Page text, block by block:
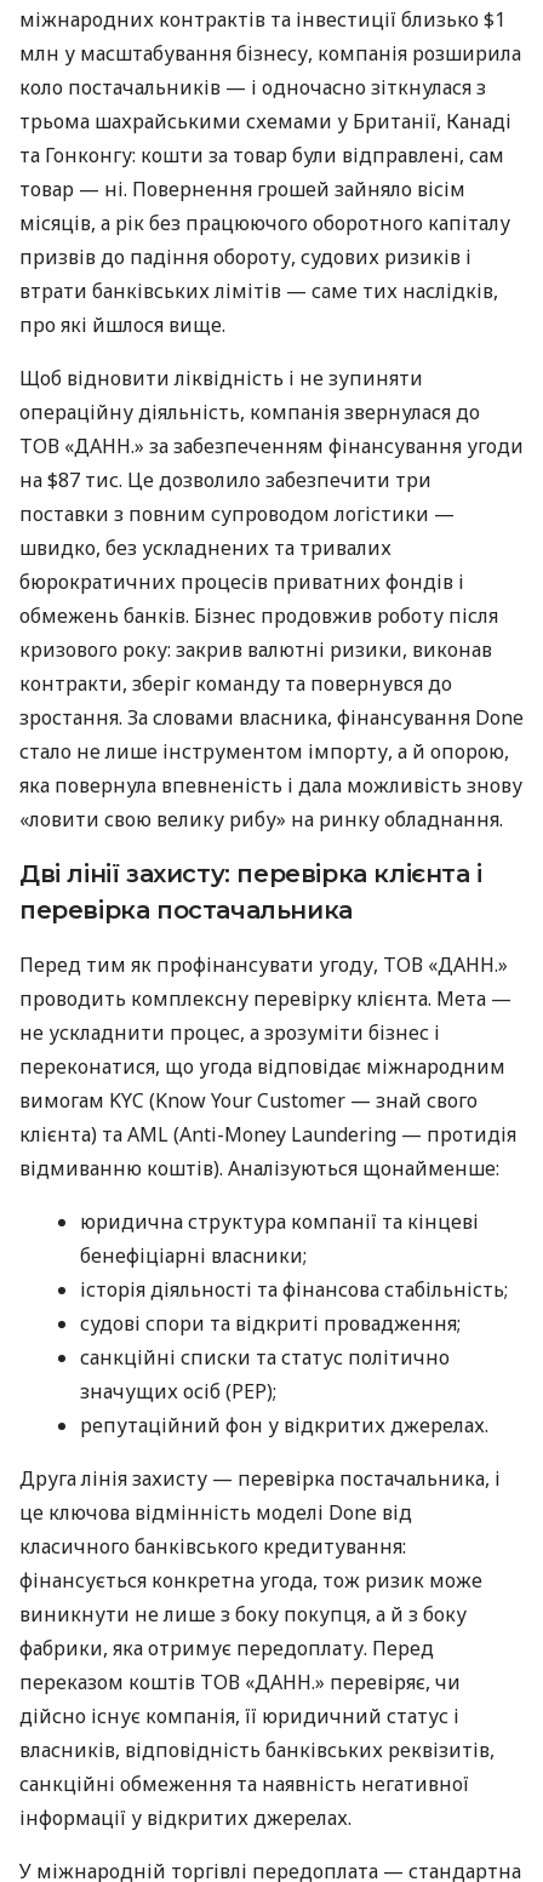
міжнародних контрактів та інвестиції близько $1
млн у масштабування бізнесу, компанія розширила
коло постачальників — і одночасно зіткнулася з
трьома шахрайськими схемами у Британії, Канаді
та Гонконгу: кошти за товар були відправлені, сам
товар — ні. Повернення грошей зайняло вісім
місяців, а рік без працюючого оборотного капіталу
призвів до падіння обороту, судових ризиків і
втрати банківських лімітів — саме тих наслідків,
про які йшлося вище.
Щоб відновити ліквідність і не зупиняти
операційну діяльність, компанія звернулася до
ТОВ «ДАНН.» за забезпеченням фінансування угоди
на $87 тис. Це дозволило забезпечити три
поставки з повним супроводом логістики —
швидко, без ускладнених та тривалих
бюрократичних процесів приватних фондів і
обмежень банків. Бізнес продовжив роботу після
кризового року: закрив валютні ризики, виконав
контракти, зберіг команду та повернувся до
зростання. За словами власника, фінансування Done
стало не лише інструментом імпорту, а й опорою,
яка повернула впевненість і дала можливість знову
«ловити свою велику рибу» на ринку обладнання.
Дві лінії захисту: перевірка клієнта і
перевірка постачальника
Перед тим як профінансувати угоду, ТОВ «ДАНН.»
проводить комплексну перевірку клієнта. Мета —
не ускладнити процес, а зрозуміти бізнес і
переконатися, що угода відповідає міжнародним
вимогам KYC (Know Your Customer — знай свого
клієнта) та AML (Anti-Money Laundering — протидія
відмиванню коштів). Аналізуються щонайменше:
юридична структура компанії та кінцеві
бенефіціарні власники;
історія діяльності та фінансова стабільність;
судові спори та відкриті провадження;
санкційні списки та статус політично
значущих осіб (PEP);
репутаційний фон у відкритих джерелах.
Друга лінія захисту — перевірка постачальника, і
це ключова відмінність моделі Done від
класичного банківського кредитування:
фінансується конкретна угода, тож ризик може
виникнути не лише з боку покупця, а й з боку
фабрики, яка отримує передоплату. Перед
переказом коштів ТОВ «ДАНН.» перевіряє, чи
дійсно існує компанія, її юридичний статус і
власників, відповідність банківських реквізитів,
санкційні обмеження та наявність негативної
інформації у відкритих джерелах.
У міжнародній торгівлі передоплата — стандартна